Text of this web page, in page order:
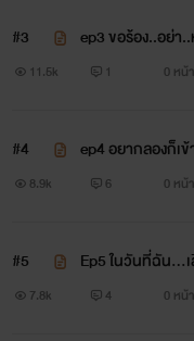
กำลังใจในการเขียนจ
แล้วอยากพุ่งตัวมาเขีย
ได้จร้าขอแบบอ่านแ
ไรท์(ชอบใช้คำนี้มากฝั
เป็นพวกดิบๆจร้าถ้าไ
อนุญาตไว้ก่อนนะคะ นิ
#3 ep3 ขอร้อง..อย่า
11.5k 1 0 หน้า
#4
ep4 อยากลองก็เ
8.9k 6 0 หน้า
#5 Ep5 ในวันที่ฉัน
7.8k 4 0 หน้า